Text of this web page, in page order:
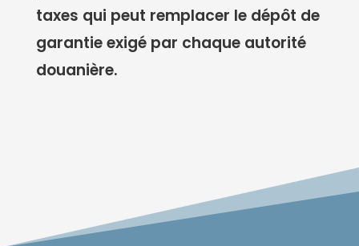
taxes qui peut remplacer le dépôt de
garantie exigé par chaque autorité
douanière.